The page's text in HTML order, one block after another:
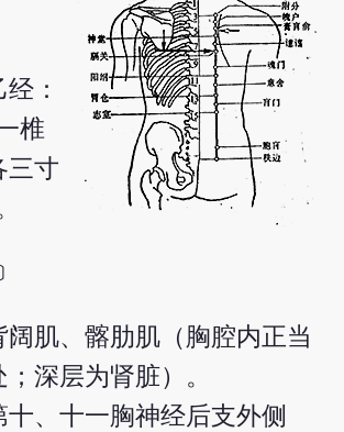
：
椎
三寸
阔肌、髂肋肌（胸腔内正当
深层为肾脏）。
十、十一胸神经后支外侧